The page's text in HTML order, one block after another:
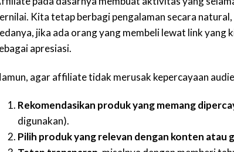
Kita tetap berbagi pengalaman secara
jika ada orang yang membeli lewat link yang
apresiasi.
agar affiliate tidak merusak kepercayaan
Rekomendasikan produk yang memang
digunakan).
Pilih produk yang relevan dengan konten atau